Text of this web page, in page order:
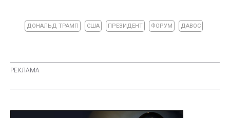
ДОНАЛЬД ТРАМП США ПРЕЗИДЕНТ ФОРУМ ДАВОС